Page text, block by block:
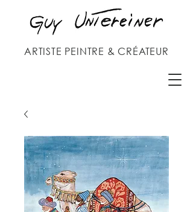
ARTISTE PEINTRE & CRÉATEUR